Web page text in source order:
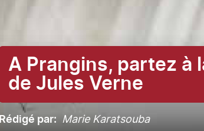
A Prangins, partez à
de Jules Verne
Rédigé par Marie Karatsouba